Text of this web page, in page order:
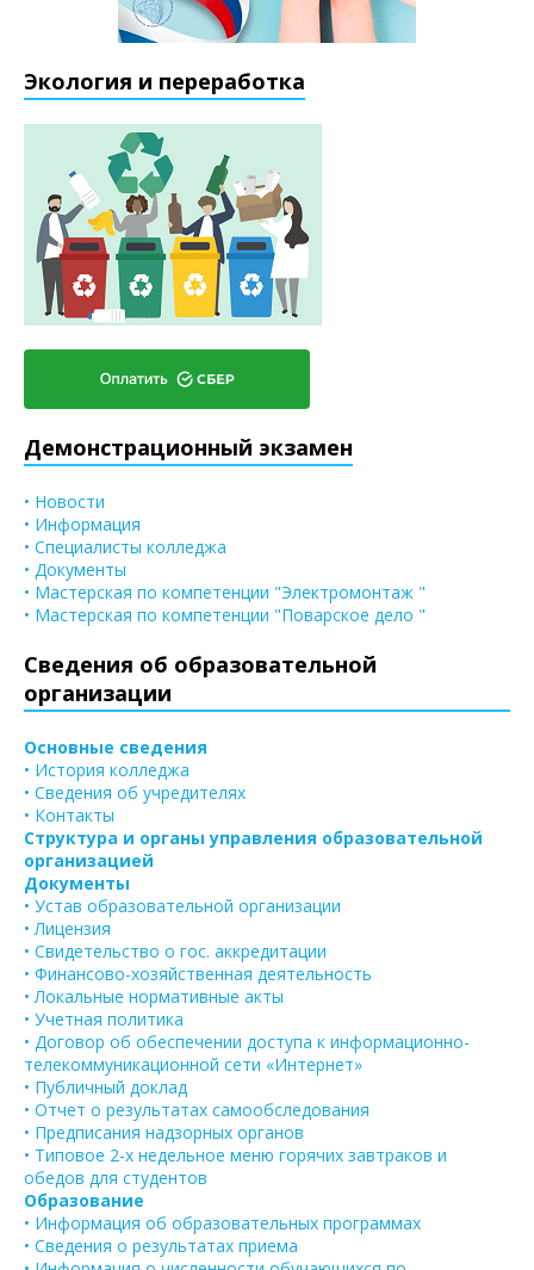
Экология и переработка
Демонстрационный экзамен
• Новости
• Информация
• Специалисты колледжа
• Документы
• Мастерская по компетенции "Электромонтаж "
• Мастерская по компетенции "Поварское дело "
Сведения об образовательной
организации
Основные сведения
• История колледжа
• Сведения об учредителях
• Контакты
Структура и органы управления образовательной
организацией
Документы
• Устав образовательной организации
• Лицензия
• Свидетельство о гос. аккредитации
• Финансово-хозяйственная деятельность
• Локальные нормативные акты
• Учетная политика
• Договор об обеспечении доступа к информационно-
телекоммуникационной сети «Интернет»
• Публичный доклад
• Отчет о результатах самообследования
• Предписания надзорных органов
• Типовое 2-х недельное меню горячих завтраков и
обедов для студентов
Образование
• Информация об образовательных программах
• Сведения о результатах приема